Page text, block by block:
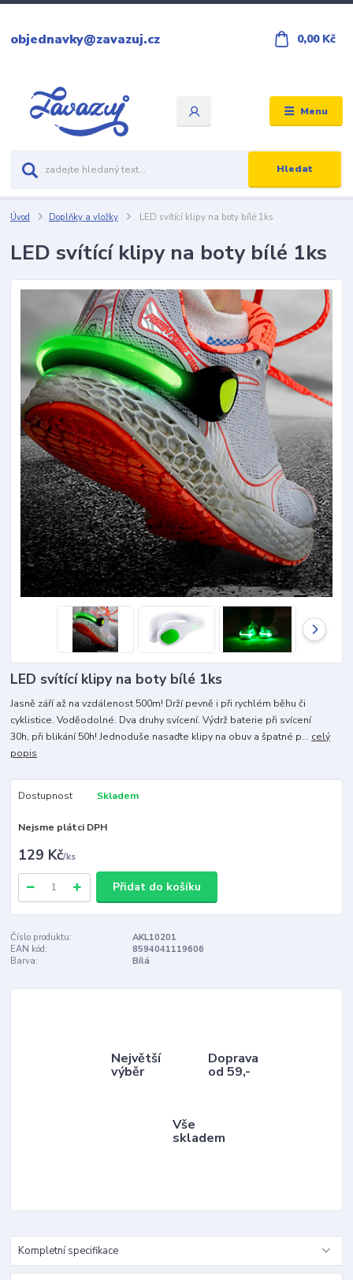
Menu
Hledat
objednavky@zavazuj.cz 0,00 Kč
Úvod Doplňky a vložky LED svítící klipy na boty bílé 1ks
LED svítící klipy na boty bílé 1ks
LED svítící klipy na boty bílé 1ks
Jasně září až na vzdálenost 500m! Drží pevně i při rychlém běhu či
cyklistice. Voděodolné. Dva druhy svícení. Výdrž baterie při svícení
30h, při blikání 50h! Jednoduše nasaďte klipy na obuv a špatné p... celý
popis
Dostupnost Skladem
Nejsme plátci DPH
129 Kč/ks
Přidat do košíku
Číslo produktu:
AKL10201
EAN kód:
8594041119606
Barva:
Bílá
Největší
výběr
Doprava
od 59,-
Vše
skladem
Kompletní specifikace